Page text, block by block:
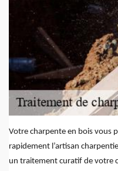
Votre charpente en bois vous
rapidement l’artisan
un traitement curatif de votre